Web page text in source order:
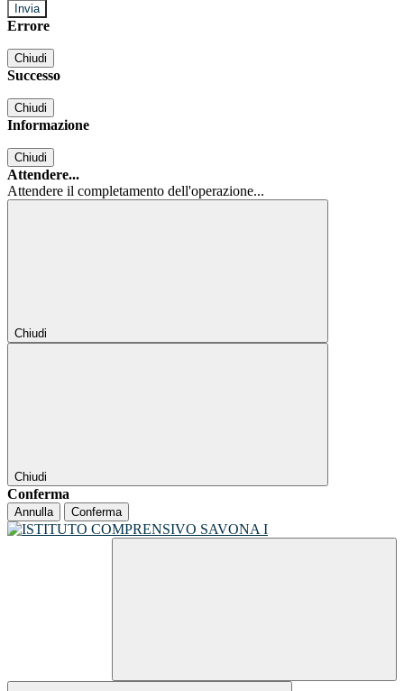
Errore
Chiudi
Successo
Chiudi
Informazione
Chiudi
Attendere...
Attendere il completamento dell'operazione...
Chiudi
Chiudi
Conferma
Annulla Conferma